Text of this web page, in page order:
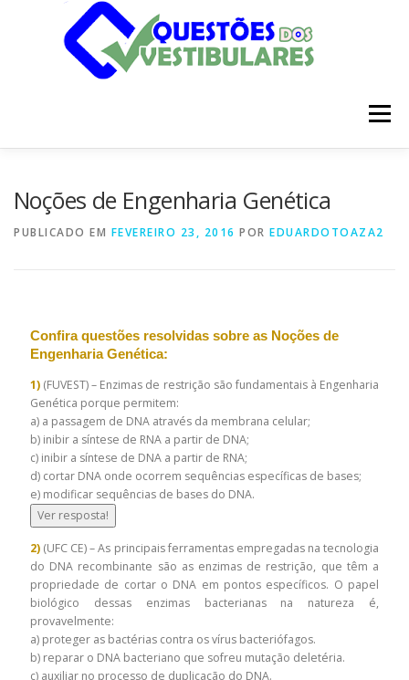
Menu
Noções de Engenharia Genética
PUBLICADO EM FEVEREIRO 23, 2016 POR EDUARDOTOAZA2
Confira questões resolvidas sobre as Noções de
Engenharia Genética:
1) (FUVEST) – Enzimas de restrição são fundamentais à Engenharia
Genética porque permitem:
a) a passagem de DNA através da membrana celular;
b) inibir a síntese de RNA a partir de DNA;
c) inibir a síntese de DNA a partir de RNA;
d) cortar DNA onde ocorrem sequências específicas de bases;
e) modificar sequências de bases do DNA.
Ver resposta!
2) (UFC CE) – As principais ferramentas empregadas na tecnologia
do DNA recombinante são as enzimas de restrição, que têm a
propriedade de cortar o DNA em pontos específicos. O papel
biológico dessas enzimas bacterianas na natureza é,
provavelmente:
a) proteger as bactérias contra os vírus bacteriófagos.
b) reparar o DNA bacteriano que sofreu mutação deletéria.
c) auxiliar no processo de duplicação do DNA.